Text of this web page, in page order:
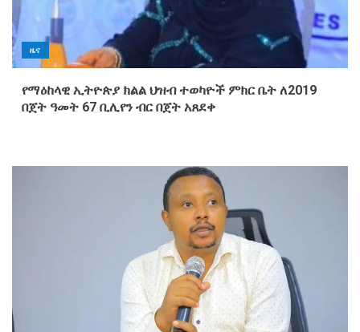
ዜና
የማዕከላዊ ኢትዮጵያ ክልል ህዝብ ተወካዮች ምክር ቤት ለ2019
በጀት ዓመት 67 ቢሊየን ብር በጀት አጸደቀ